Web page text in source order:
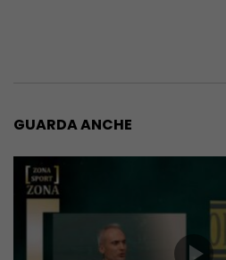
GUARDA ANCHE